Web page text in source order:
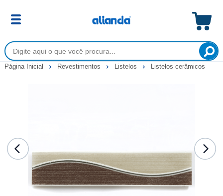
Página Inicial Revestimentos Listelos Listelos cerâmicos